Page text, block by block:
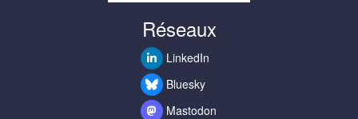
Réseaux
LinkedIn
Bluesky
Mastodon